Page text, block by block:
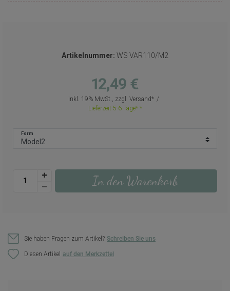
Artikelnummer: WS VAR110/M2
12,49 €
inkl. 19% MwSt., zzgl. Versand
Lieferzeit 5-6 Tage*
Form
In den Warenkorb
Sie haben Fragen zum Artikel? Schreiben Sie uns
Diesen Artikel